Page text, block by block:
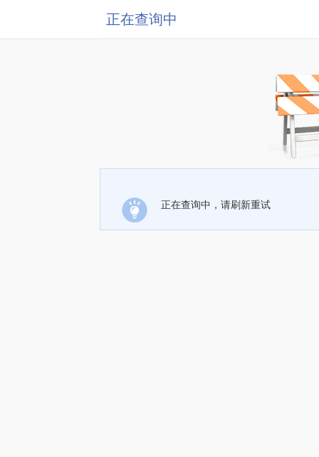
正在查询中
正在查询中，请刷新重试